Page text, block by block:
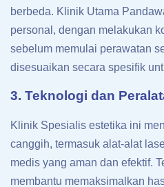
berbeda. Klinik Utama
personal, dengan melakukan
sebelum memulai perawatan
disesuaikan secara spesifik
3. Teknologi dan
Klinik Spesialis estetika ini
canggih, termasuk alat-alat
medis yang aman dan efektif.
membantu memaksimalkan